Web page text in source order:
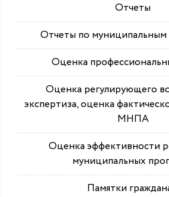
Отчеты
Отчеты по
Оценка
Оценка регулирующего
экспертиза, оценка
МНПА
Оценка эффективности
муниципальных
Памятки